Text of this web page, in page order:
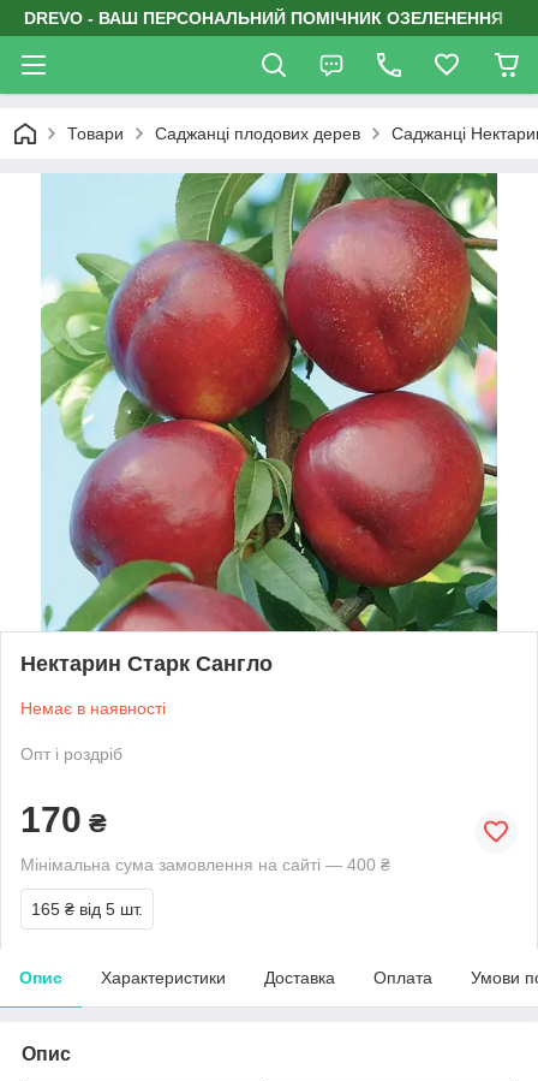
DREVO - ВАШ ПЕРСОНАЛЬНИЙ ПОМІЧНИК ОЗЕЛЕНЕННЯ
Товари Саджанці плодових дерев Саджанці
Нектарин Старк Сангло
Немає в наявності
Опт і роздріб
170 ₴
Мінімальна сума замовлення на сайті — 400 ₴
165 ₴ від 5 шт.
Опис Характеристики Доставка Оплата Умови
Опис